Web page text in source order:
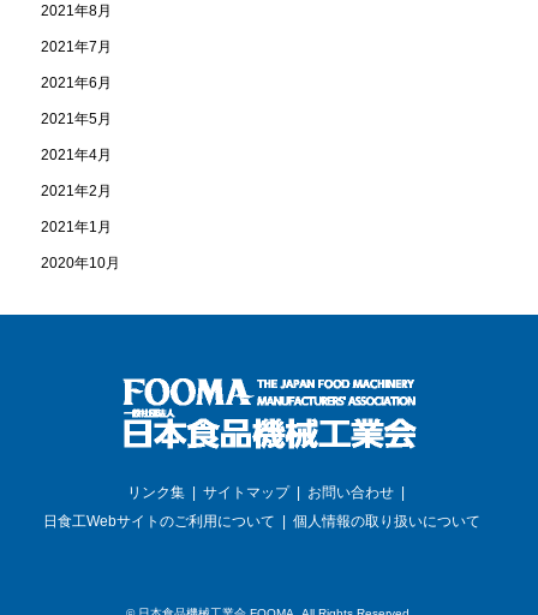
2021年8月
2021年7月
2021年6月
2021年5月
2021年4月
2021年2月
2021年1月
2020年10月
リンク集 サイトマップ
お問い合わせ
日食工Webサイトのご利用について
個人情報の取り扱いについて